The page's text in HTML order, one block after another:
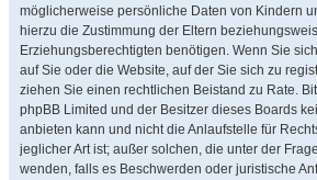
möglicherweise persönliche Daten von Kindern
hierzu die Zustimmung der Eltern
Erziehungsberechtigten benötigen. Wenn Sie
auf Sie oder die Website, auf der Sie sich zu
ziehen Sie einen rechtlichen Beistand zu Rate.
phpBB Limited und der Besitzer dieses Boards
anbieten kann und nicht die Anlaufstelle für
jeglicher Art ist; außer solchen, die unter der
wenden, falls es Beschwerden oder juristische